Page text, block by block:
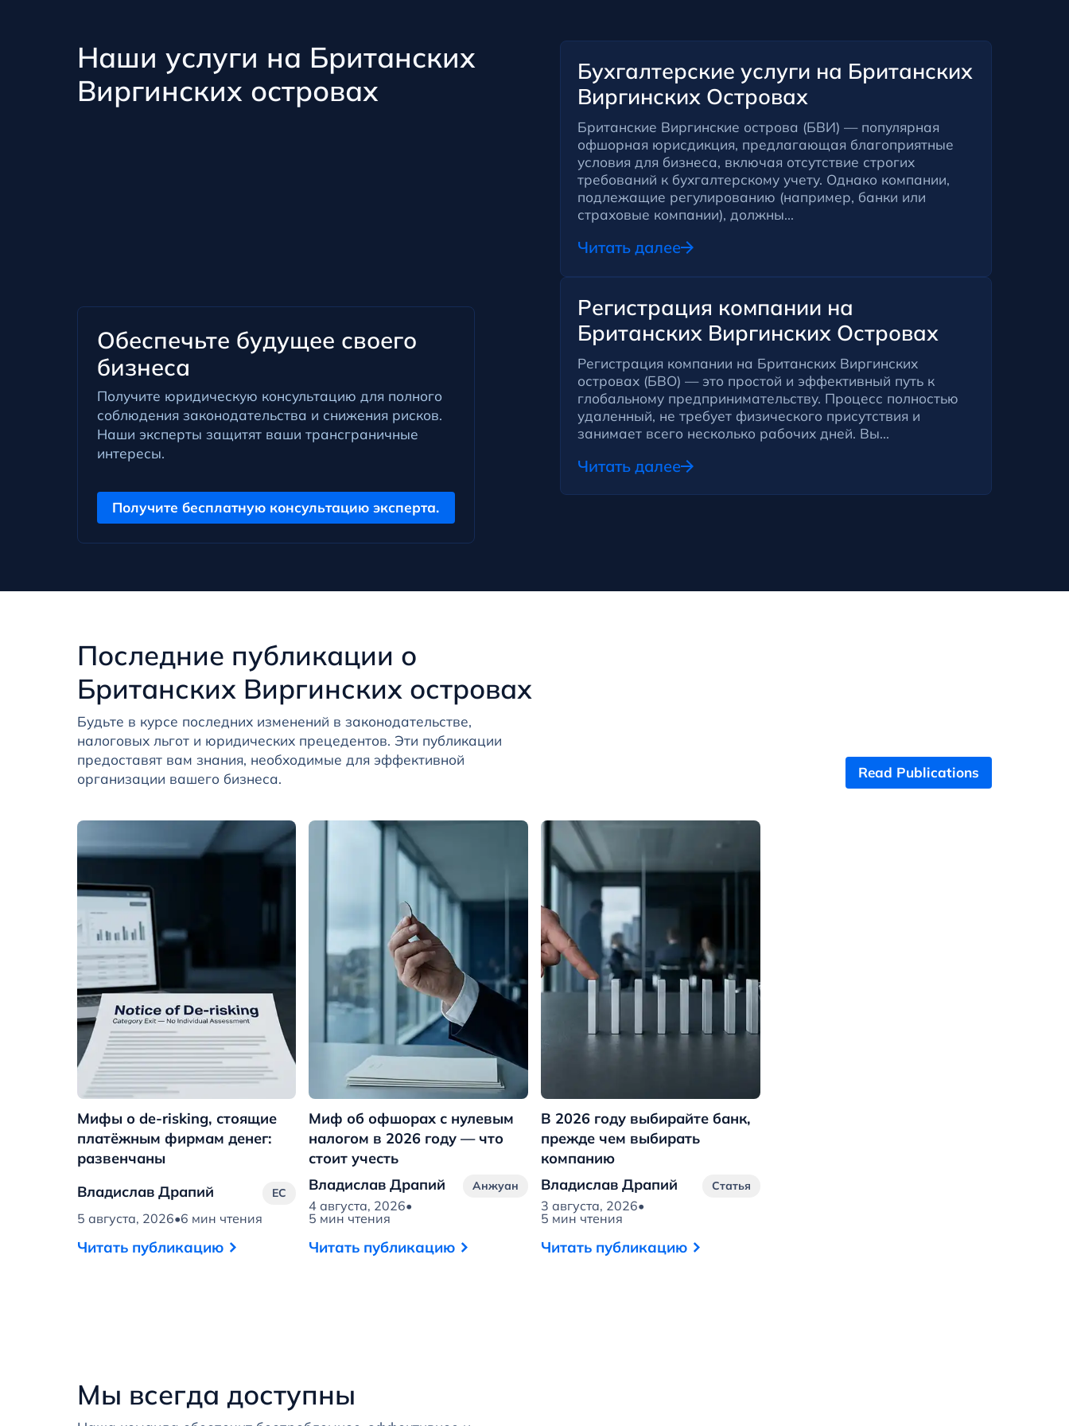
Наши услуги на Британских
Виргинских островах
Обеспечьте будущее своего
бизнеса
Получите юридическую консультацию для полного
соблюдения законодательства и снижения рисков.
Наши эксперты защитят ваши трансграничные
интересы.
Получите бесплатную консультацию эксперта.
Бухгалтерские услуги на Британских
Виргинских Островах
Британские Виргинские острова (БВИ) — популярная
офшорная юрисдикция, предлагающая благоприятные
условия для бизнеса, включая отсутствие строгих
требований к бухгалтерскому учету. Однако компании,
подлежащие регулированию (например, банки или
страховые компании), должны...
Читать далее
Регистрация компании на
Британских Виргинских Островах
Регистрация компании на Британских Виргинских
островах (БВО) — это простой и эффективный путь к
глобальному предпринимательству. Процесс полностью
удаленный, не требует физического присутствия и
занимает всего несколько рабочих дней. Вы...
Читать далее
Последние публикации о
Британских Виргинских островах
Будьте в курсе последних изменений в законодательстве,
налоговых льгот и юридических прецедентов. Эти публикации
предоставят вам знания, необходимые для эффективной
организации вашего бизнеса.
Read Publications
Мифы о de-risking, стоящие
платёжным фирмам денег:
развенчаны
Владислав Драпий
5 августа, 2026•6 мин чтения
ЕС
Читать публикацию
Миф об офшорах с нулевым
налогом в 2026 году — что
стоит учесть
Владислав Драпий
4 августа, 2026•
5 мин чтения
Анжуан
Читать публикацию
В 2026 году выбирайте банк,
прежде чем выбирать
компанию
Владислав Драпий
3 августа, 2026•
5 мин чтения
Статья
Читать публикацию
Мы всегда доступны